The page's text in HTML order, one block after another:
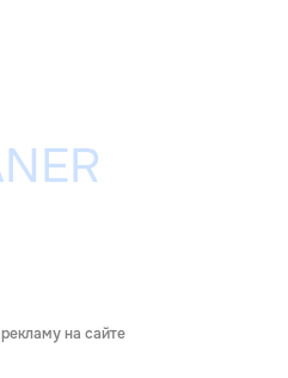
на сайте